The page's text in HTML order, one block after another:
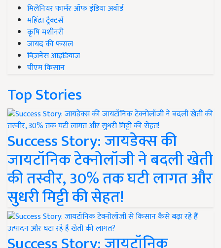
मिलेनियर फार्मर ऑफ इंडिया अवॉर्ड
महिंद्रा ट्रैक्टर्स
कृषि मशीनरी
जायद की फसल
बिज़नेस आइडियाज
पीएम किसान
Top Stories
Success Story: जायडेक्स की
जायटॉनिक टेक्नोलॉजी ने बदली खेती
की तस्वीर, 30% तक घटी लागत और
सुधरी मिट्टी की सेहत!